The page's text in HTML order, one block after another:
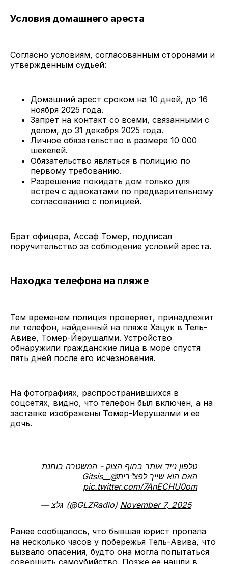
Условия домашнего ареста
Согласно условиям, согласованным сторонами и
утвержденным судьей:
Домашний арест сроком на 10 дней, до 16
ноября 2025 года.
Запрет на контакт со всеми, связанными с
делом, до 31 декабря 2025 года.
Личное обязательство в размере 10 000
шекелей.
Обязательство являться в полицию по
первому требованию.
Разрешение покидать дом только для
встреч с адвокатами по предварительному
согласованию с полицией.
Брат офицера, Ассаф Томер, подписал
поручительство за соблюдение условий ареста.
Находка телефона на пляже
Тем временем полиция проверяет, принадлежит
ли телефон, найденный на пляже Хацук в Тель-
Авиве, Томер-Йерушалми. Устройство
обнаружили гражданские лица в море спустя
пять дней после его исчезновения.
На фотографиях, распространившихся в
соцсетях, видно, что телефон был включен, а на
заставке изображены Томер-Иерушалми и ее
дочь.
טלפון נייד אותר בחוף הצוק - המשטרה בוחנת
האם הוא שייך לפצ"רית@_Gitsis_
pic.twitter.com/7AnECHU0om
— גלצ (@GLZRadio) November 7, 2025
Ранее сообщалось, что бывшая юрист пропала
на несколько часов у побережья Тель-Авива, что
вызвало опасения, будто она могла попытаться